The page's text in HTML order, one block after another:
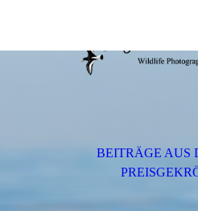
BEITRÄGE AUS